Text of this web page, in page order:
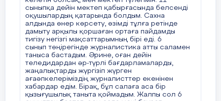
әрине грамматикалық нормаларды сақтай
отырып. Менің ойымша мақала
түсінікті,тез қабылдайтындай,мылжың
емес болуы қажет. Сонда ғана адам сол
мақаланы кызығушылықпен оқиды.
Себебі қысқа да, әрі нұсқа. Ал көркем
тілде жазуды мен әлі жоғарғы оқу
орнында да үйренемін.
сыныпқа дейін мектеп қабырғасында белсенді
оқушылардың қатарында болдым. Сахна
алдында өнер көрсету, өзімді тұлға ретінде
дамыту арқылы қоршаған ортаға пайдамды
тигізу негізгі мақсаттарымның бірі еді. 6
сынып төңірегінде журналистика атты саламен
таныса бастадым. Әрине, оған дейін
теледидардан әр-түрлі бағдарламаларды,
жаңалықтарды жүргізіп жүрген
ағаәпкелеріміздің журналисттер екенінен
хабардар едім. Бірақ, бұл салаға аса бір
қызығушылық таныта қоймадым. Жалпы сол 6